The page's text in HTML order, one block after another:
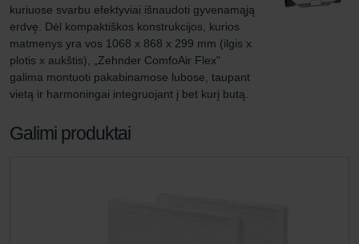
kuriuose svarbu efektyviai išnaudoti gyvenamąją
erdvę. Dėl kompaktiškos konstrukcijos, kurios
matmenys yra vos 1068 x 868 x 299 mm (ilgis x
plotis x aukštis), „Zehnder ComfoAir Flex"
galima montuoti pakabinamose lubose, taupant
vietą ir harmoningai integruojant į bet kurį butą.
Galimi produktai